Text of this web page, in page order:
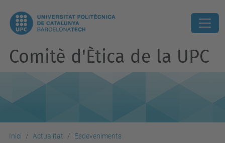
Comitè d'Ètica de la UPC
Inici Actualitat
Esdeveniments